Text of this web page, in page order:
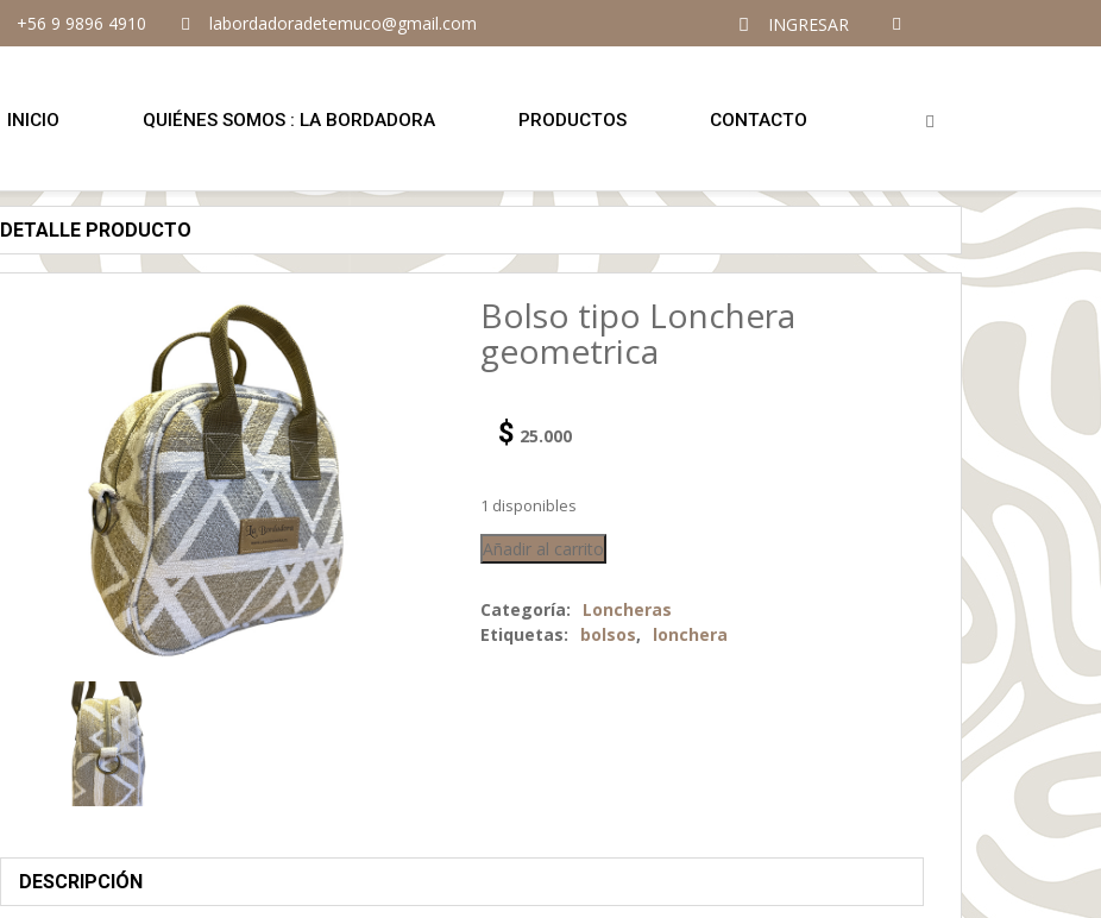
+56 9 9896 4910 labordadoradetemuco@gmail.com INGRESAR
INICIO QUIÉNES SOMOS : LA BORDADORA PRODUCTOS CONTACTO
DETALLE PRODUCTO
Bolso tipo Lonchera
geometrica
$ 25.000
1 disponibles
Añadir al carrito
Categoría:
Loncheras
Etiquetas:
bolsos, lonchera
DESCRIPCIÓN